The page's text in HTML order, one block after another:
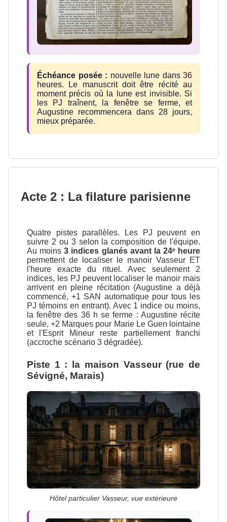
Échéance posée : nouvelle lune dans 36
heures. Le manuscrit doit être récité au
moment précis où la lune est invisible. Si
les PJ traînent, la fenêtre se ferme, et
Augustine recommencera dans 28 jours,
mieux préparée.
Acte 2 : La filature parisienne
Quatre pistes parallèles. Les PJ peuvent en
suivre 2 ou 3 selon la composition de l'équipe.
Au moins3 indices glanés avant la 24ᵉ heure
permettent de localiser le manoir Vasseur ET
l'heure exacte du rituel. Avec seulement 2
indices, les PJ peuvent localiser le manoir mais
arrivent en pleine récitation (Augustine a déjà
commencé, +1 SAN automatique pour tous les
PJ témoins en entrant). Avec 1 indice ou moins,
la fenêtre des 36 h se ferme : Augustine récite
seule, +2 Marques pour Marie Le Guen lointaine
et l'Esprit Mineur reste partiellement franchi
(accroche scénario 3 dégradée).
Piste 1 : la maison Vasseur (rue de
Sévigné, Marais)
Hôtel particulier Vasseur, vue extérieure